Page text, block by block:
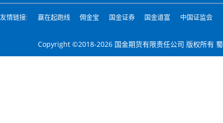
友情链接: 赢在起跑线 佣金宝 国金证券 国金道富 中国证监会
Copyright ©2018-2026 国金期货有限责任公司 版权所有